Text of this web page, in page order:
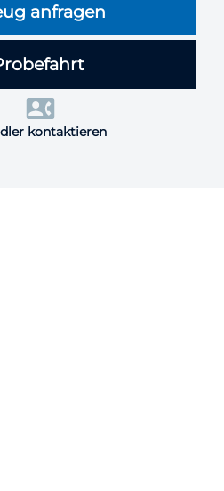
anfragen
kontaktieren